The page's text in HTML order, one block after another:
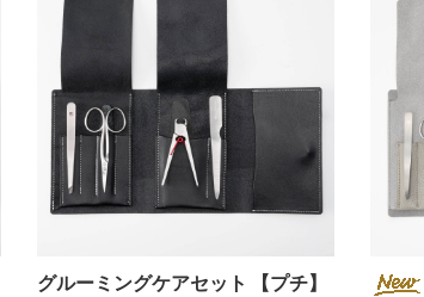
グルーミングケアセット 【プチ】